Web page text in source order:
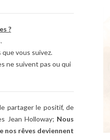
?
que vous suivez.
ne suivent pas ou qui
partager le positif, de
Jean Holloway; Nous
nos rêves deviennent